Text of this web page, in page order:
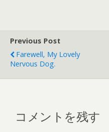
Previous Post
Farewell, My Lovely
Nervous Dog.
コメントを残す